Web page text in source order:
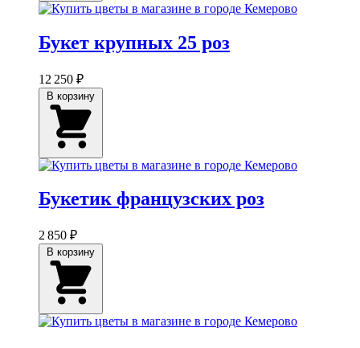
Букет крупных 25 роз
12 250 ₽
Букетик французских роз
2 850 ₽